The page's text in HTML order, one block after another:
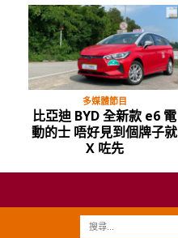
多媒體節目
比亞迪 BYD 全新款 e6 電
動的士 唔好見到個牌子就
X 咗先